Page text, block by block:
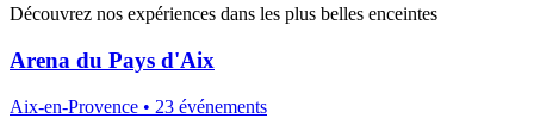
Découvrez nos expériences dans les plus belles enceintes
Arena du Pays d'Aix
Aix-en-Provence • 23 événements